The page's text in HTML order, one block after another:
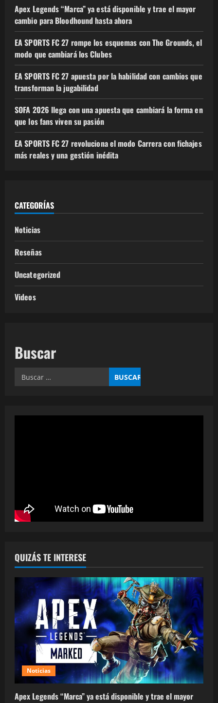
Apex Legends “Marca” ya está disponible y trae el mayor
cambio para Bloodhound hasta ahora
EA SPORTS FC 27 rompe los esquemas con The Grounds, el
modo que cambiará los Clubes
EA SPORTS FC 27 apuesta por la habilidad con cambios que
transforman la jugabilidad
SOFA 2026 llega con una apuesta que cambiará la forma en
que los fans viven su pasión
EA SPORTS FC 27 revoluciona el modo Carrera con fichajes
más reales y una gestión inédita
CATEGORÍAS
Noticias
Reseñas
Uncategorized
Videos
Buscar
QUIZÁS TE INTERESE
Noticias
Apex Legends “Marca” ya está disponible y trae el mayor